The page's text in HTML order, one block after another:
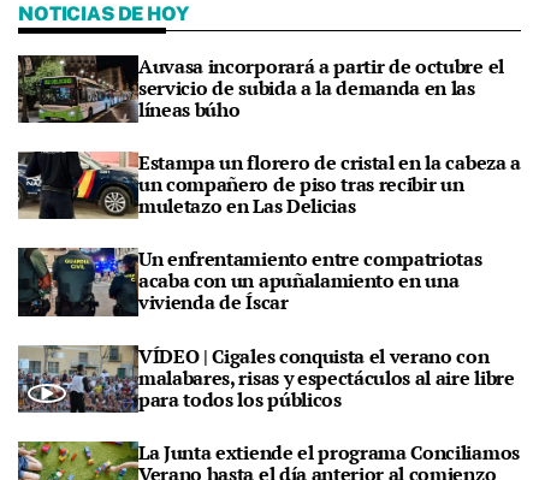
NOTICIAS DE HOY
Auvasa incorporará a partir de octubre el
servicio de subida a la demanda en las
líneas búho
Estampa un florero de cristal en la cabeza a
un compañero de piso tras recibir un
muletazo en Las Delicias
Un enfrentamiento entre compatriotas
acaba con un apuñalamiento en una
vivienda de Íscar
VÍDEO | Cigales conquista el verano con
malabares, risas y espectáculos al aire libre
para todos los públicos
La Junta extiende el programa Conciliamos
Verano hasta el día anterior al comienzo